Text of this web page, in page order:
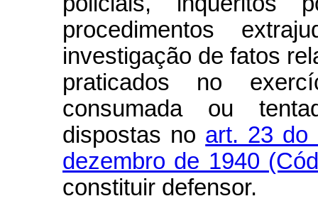
procedimentos
investigação de fatos
praticados no
consumada ou
dispostas no art. 23 do
dezembro de 1940
constituir defensor.